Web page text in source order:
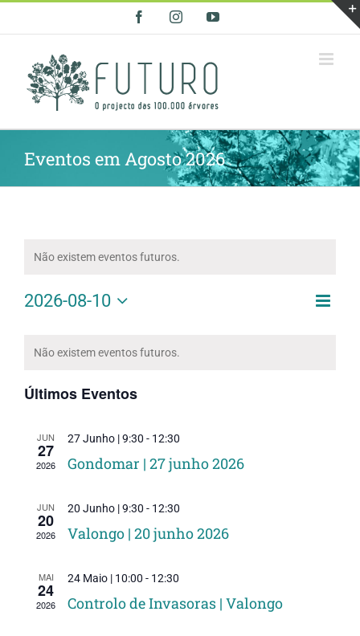
FacebookInstagramYouTube
Eventos em Agosto 2026
Não existem eventos futuros.
Mês
2026-08-10
data.
deNão existem eventos futuros.
Últimos Eventos
JUN
27
2026
27 Junho | 9:30 - 12:30
Gondomar | 27 junho 2026
JUN
20
2026
20 Junho | 9:30 - 12:30
Valongo | 20 junho 2026
MAI
24
2026
24 Maio | 10:00 - 12:30
Controlo de Invasoras | Valongo